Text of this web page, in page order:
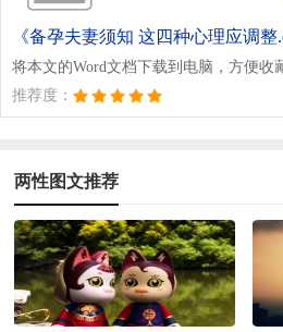
《备孕夫妻须知 这四种心理应调整
将本文的Word文档下载到电脑，方便收
推荐度：
两性图文推荐